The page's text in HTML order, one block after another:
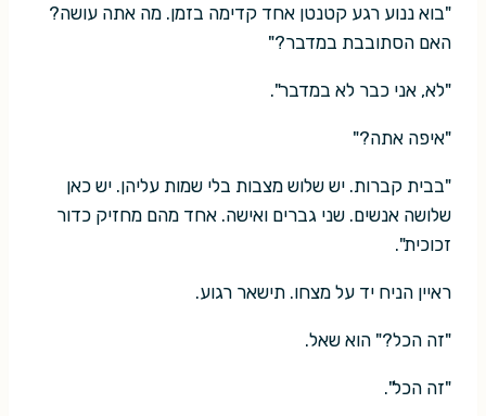
"בוא ננוע רגע קטנטן אחד קדימה בזמן. מה אתה עושה?
האם הסתובבת במדבר?"
"לא, אני כבר לא במדבר".
"איפה אתה?"
"בבית קברות. יש שלוש מצבות בלי שמות עליהן. יש כאן
שלושה אנשים. שני גברים ואישה. אחד מהם מחזיק כדור
זכוכית".
ראיין הניח יד על מצחו. תישאר רגוע.
"זה הכל?" הוא שאל.
"זה הכל".